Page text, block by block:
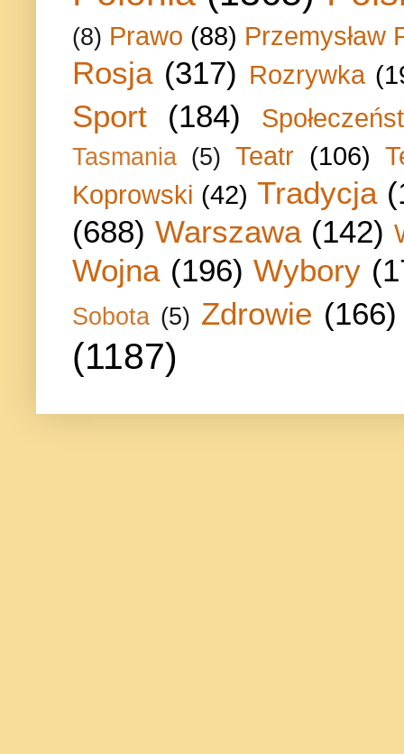
(8) Prawo (88) Przemysław
Rosja (317) Rozrywka
Sport (184)
Tasmania (5) Teatr (106)
Koprowski (42) Tradycja
(688) Warszawa (142)
Wojna (196) Wybory
Sobota (5) Zdrowie (166)
(1187)